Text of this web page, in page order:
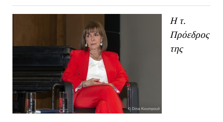
Η τ.
Πρόεδρος
της